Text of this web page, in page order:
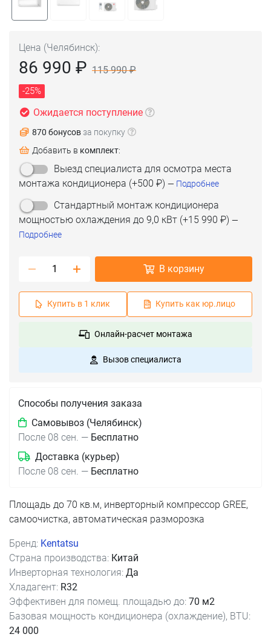
Цена (Челябинск):
86 990 ₽ 115 990 ₽
-25%
Ожидается поступление
870 бонусов за покупку
Добавить в комплект:
Выезд специалиста для осмотра места
монтажа кондиционера (+500 ₽) — Подробнее
Стандартный монтаж кондиционера
мощностью охлаждения до 9,0 кВт (+15 990 ₽) —
Подробнее
В корзину
Купить в 1 клик Купить как юр.лицо
Онлайн-расчет монтажа
Вызов специалиста
Способы получения заказа
Самовывоз (Челябинск)
После 08 сен. — Бесплатно
Доставка (курьер)
После 08 сен. — Бесплатно
Площадь до 70 кв.м, инверторный компрессор GREE,
самоочистка, автоматическая разморозка
Бренд: Kentatsu
Страна производства: Китай
Инверторная технология: Да
Хладагент: R32
Эффективен для помещ. площадью до: 70 м2
Базовая мощность кондиционера (охлаждение), BTU:
24 000